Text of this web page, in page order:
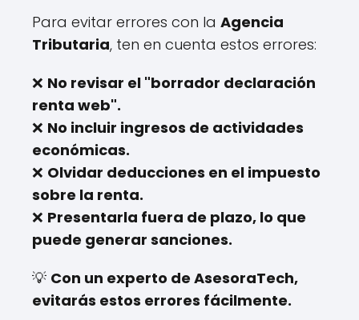
Para evitar errores con la Agencia
Tributaria, ten en cuenta estos errores:
❌ No revisar el "borrador declaración
renta web".
❌ No incluir ingresos de actividades
económicas.
❌ Olvidar deducciones en el impuesto
sobre la renta.
❌ Presentarla fuera de plazo, lo que
puede generar sanciones.
💡 Con un experto de AsesoraTech,
evitarás estos errores fácilmente.